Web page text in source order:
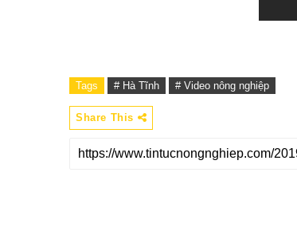
Tags # Hà Tĩnh # Video nông nghiệp
Share This